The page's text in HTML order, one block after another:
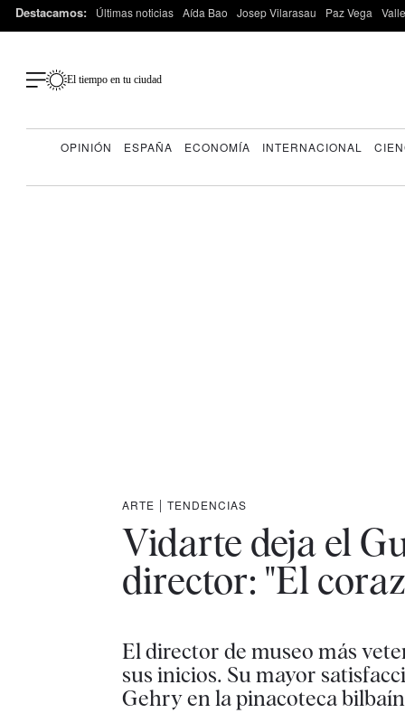
Destacamos: Últimas noticias Aída Bao Josep Vilarasau Paz Vega
El tiempo en tu ciudad
OPINIÓN ESPAÑA ECONOMÍA INTERNACIONAL
ARTE | TENDENCIAS
Vidarte deja el
director: "El
El director de museo más
sus inicios. Su mayor
Gehry en la pinacoteca